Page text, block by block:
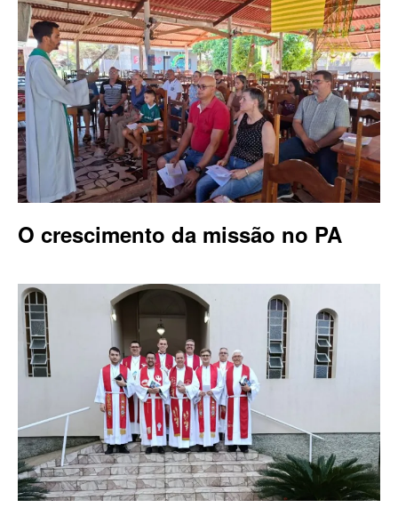
O crescimento da missão no PA